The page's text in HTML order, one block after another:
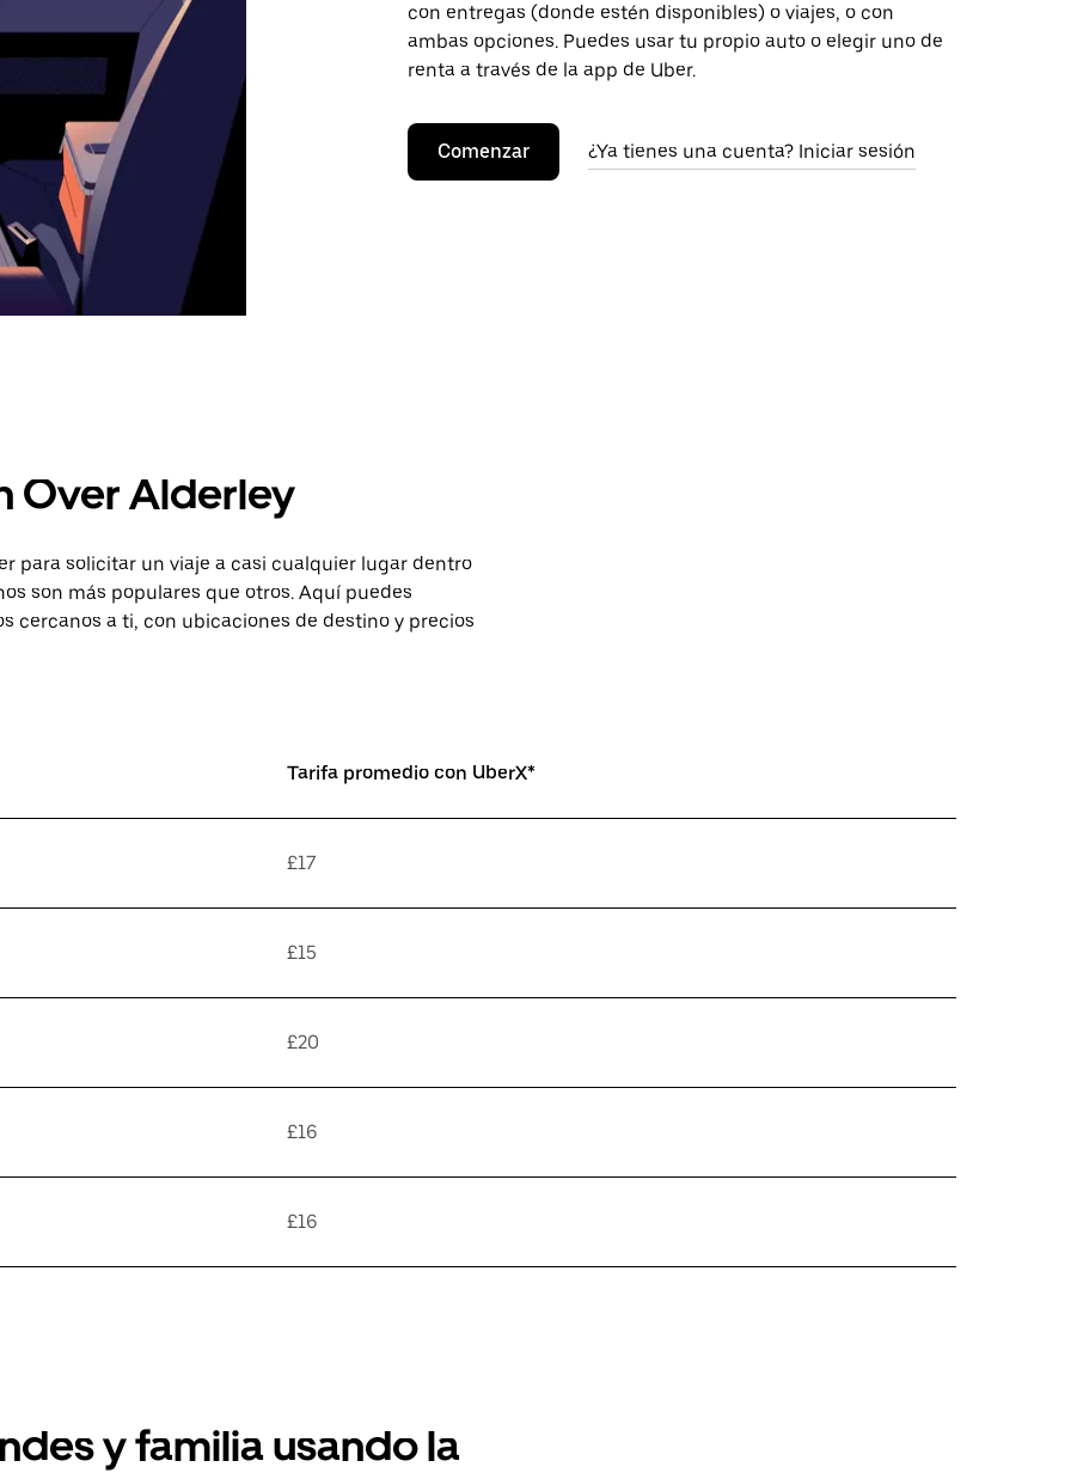
con entregas (donde estén disponibles) o viajes, o con
ambas opciones. Puedes usar tu propio auto o elegir uno de
renta a través de la app de Uber.
Comenzar ¿Ya tienes una cuenta? Iniciar sesión
Over Alderley
para solicitar un viaje a casi cualquier lugar dentro
son más populares que otros. Aquí puedes
cercanos a ti, con ubicaciones de destino y precios
Tarifa promedio con UberX*
£17
£15
£20
£16
£16
y familia usando la